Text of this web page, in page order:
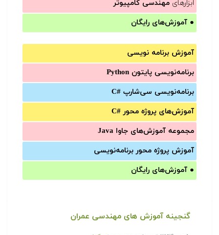
ابزارهای مهندسی کامپیوتر
● آموزش‌های رایگان
آموزش برنامه نویسی
برنامه‌نویسی پایتون Python
برنامه‌‌نویسی سی‌شارپ C#‎
آموزش‌های پروژه محور #C
مجموعه آموزش‌های جاوا Java
آموزش‌ پروژه محور برنامه‌نویسی
● آموزش‌های رایگان
گنجینه آموزش های مهندسی عمران